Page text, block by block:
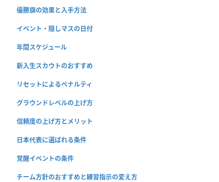
優勝旗の効果と入手方法
イベント・隠しマスの日付
年間スケジュール
新入生スカウトのおすすめ
リセットによるペナルティ
グラウンドレベルの上げ方
信頼度の上げ方とメリット
日本代表に選ばれる条件
覚醒イベントの条件
チーム方針のおすすめと練習指示の変え方